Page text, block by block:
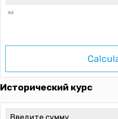
Ad
Исторический курс